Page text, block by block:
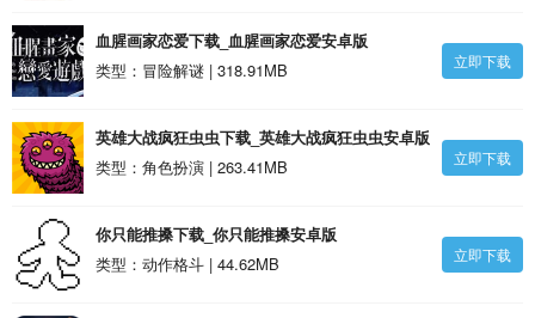
血腥画家恋爱下载_血腥画家恋爱安卓版
类型：冒险解谜 | 318.91MB
立即下载
英雄大战疯狂虫虫下载_英雄大战疯狂虫虫安卓版
类型：角色扮演 | 263.41MB
立即下载
你只能推搡下载_你只能推搡安卓版
类型：动作格斗 | 44.62MB
立即下载